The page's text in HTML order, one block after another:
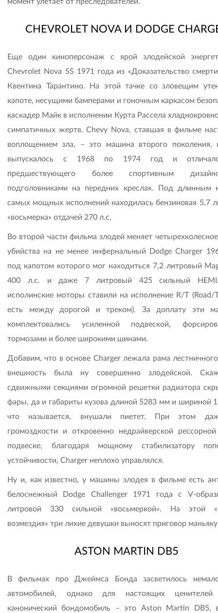
момент улетает от преследователей.
CHEVROLET NOVA И DODGE
Еще один киноперсонаж с ярой злодейской
Chevrolet Nova SS 1971 года из «Доказательство
Квентина Тарантино. На этой тачке со зловещим
капоте, несущими бамперами и гоночным каркасом
каскадер Майк в исполнении Курта Рассела
симпатичных жертв. Сhevy Nova, ставшая в фильме
воплощением зла, – это машина второго поколения,
выпускалось с 1968 по 1974 год и
предшествующего более спортивным
подголовниками на передних креслах. Под длинным
самых мощных исполнений находилась бензиновая 5,7
«восьмерка» отдачей 270 л.с.
Во второй части фильма злодей меняет
убийства на не менее инфернальный Dodge Charger
под капотом которого мог находиться 7,2 литровый
400 л.с. и даже 7 литровый 425 сильный
исполинские моторы ставили на исполнение R/Т (Road/
есть между дорогой и треком). За доплату эти
комплектовались усиленной подвеской,
тормозами и более широкими шинами.
Добавим, что в основе Charger лежала рама
внешность была ну совершенно злодейской.
сдвижными секциями огромной решетки радиатора
фары, да и габариты кузова длиной 5283 мм и шириной
что называется, внушали пиетет. При этом
громоздкости и откровенно недрайверской
подвеске, благодаря мощному стабилизатору
устойчивости, Charger неплохо управлялся.
Ну и, как известно, у машины злодея в фильме есть
белоснежный Dodge Challenger 1971 года с V-
литровой 330 сильной «восьмеркой». На этой
возмездия» три лихие девушки выносят приговор
ASTON MARTIN DB5
В фильмах про Джеймса Бонда засветилось
автомобилей, однако для настоящих
канонический бондомобиль – это Aston Martin DB5,